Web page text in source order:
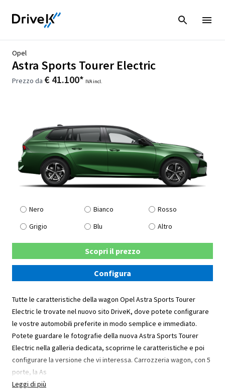
Opel
Astra Sports Tourer Electric
Prezzo da € 41.100* IVA incl.
Nero Bianco
Rosso
Grigio
Blu Altro
Scopri il prezzo
Configura
Tutte le caratteristiche della wagon Opel Astra Sports Tourer
Electric le trovate nel nuovo sito DriveK, dove potete configurare
le vostre automobili preferite in modo semplice e immediato.
Potete guardare le fotografie della nuova Astra Sports Tourer
Electric nella galleria dedicata, scoprirne le caratteristiche e poi
configurare la versione che vi interessa. Carrozzeria wagon, con 5
porte, la As
Leggi di più